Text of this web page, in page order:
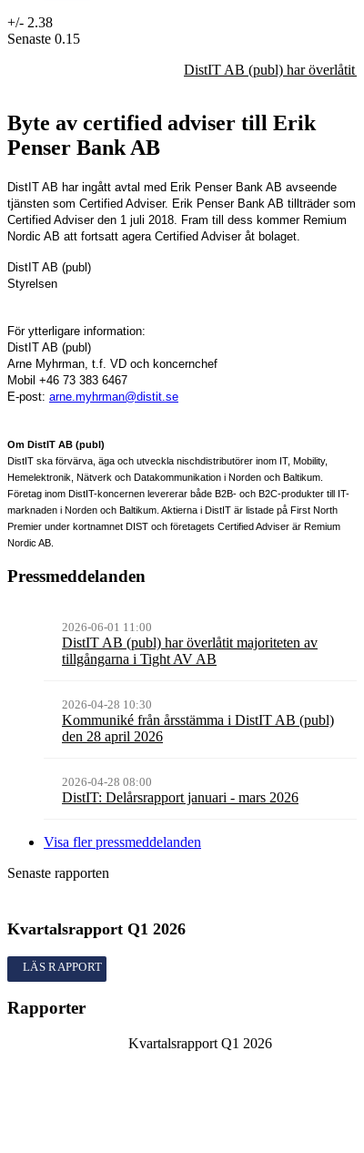
+/- 2.38
Senaste 0.15
DistIT AB (publ) har överlåtit
Byte av certified adviser till Erik
Penser Bank AB
DistIT AB har ingått avtal med Erik Penser Bank AB avseende
tjänsten som Certified Adviser. Erik Penser Bank AB tillträder som
Certified Adviser den 1 juli 2018. Fram till dess kommer Remium
Nordic AB att fortsatt agera Certified Adviser åt bolaget.
DistIT AB (publ)
Styrelsen
För ytterligare information:
DistIT AB (publ)
Arne Myhrman, t.f. VD och koncernchef
Mobil +46 73 383 6467
E-post: arne.myhrman@distit.se
Om DistIT AB (publ)
DistIT ska förvärva, äga och utveckla nischdistributörer inom IT, Mobility,
Hemelektronik, Nätverk och Datakommunikation i Norden och Baltikum.
Företag inom DistIT-koncernen levererar både B2B- och B2C-produkter till IT-
marknaden i Norden och Baltikum. Aktierna i DistIT är listade på First North
Premier under kortnamnet DIST och företagets Certified Adviser är Remium
Nordic AB.
Pressmeddelanden
2026-06-01 11:00
DistIT AB (publ) har överlåtit majoriteten av
tillgångarna i Tight AV AB
2026-04-28 10:30
Kommuniké från årsstämma i DistIT AB (publ)
den 28 april 2026
2026-04-28 08:00
DistIT: Delårsrapport januari - mars 2026
Visa fler pressmeddelanden
Senaste rapporten
Kvartalsrapport Q1 2026
Kvartalsrapport
Rapporter
Kvartalsrapport Q1 2026